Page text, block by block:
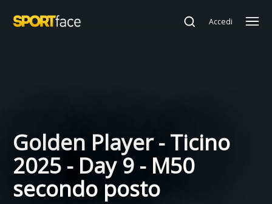
Accedi
Golden Player - Ticino
2025 - Day 9 - M50
secondo posto